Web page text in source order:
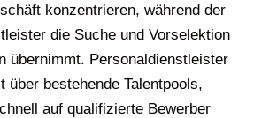
konzentrieren, während der
die Suche und Vorselektion
übernimmt. Personaldienstleister
über bestehende Talentpools,
auf qualifizierte Bewerber